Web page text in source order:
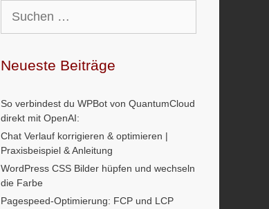
nach:
Neueste Beiträge
So verbindest du WPBot von QuantumCloud
direkt mit OpenAI:
Chat Verlauf korrigieren & optimieren |
Praxisbeispiel & Anleitung
WordPress CSS Bilder hüpfen und wechseln
die Farbe
Pagespeed-Optimierung: FCP und LCP